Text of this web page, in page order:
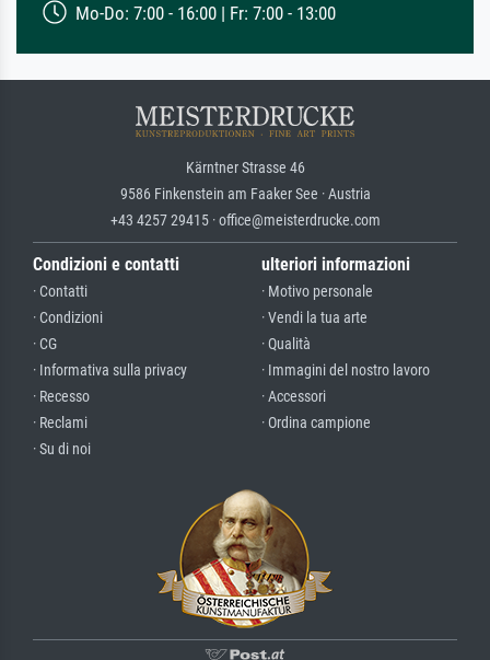
Mo-Do: 7:00 - 16:00 | Fr: 7:00 - 13:00
Kärntner Strasse 46
9586 Finkenstein am Faaker See · Austria
+43 4257 29415 · office@meisterdrucke.com
Condizioni e contatti
· Contatti
· Condizioni
· CG
· Informativa sulla privacy
· Recesso
· Reclami
· Su di noi
ulteriori informazioni
· Motivo personale
· Vendi la tua arte
· Qualità
· Immagini del nostro lavoro
· Accessori
· Ordina campione